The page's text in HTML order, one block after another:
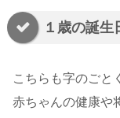
１歳の誕生
こちらも字のごと
赤ちゃんの健康や